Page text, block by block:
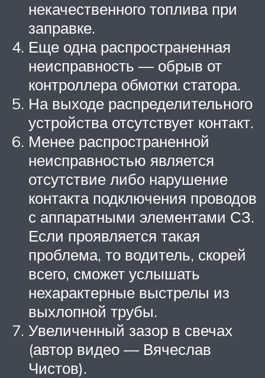
некачественного топлива при
заправке.
Еще одна распространенная
неисправность — обрыв от
контроллера обмотки статора.
На выходе распределительного
устройства отсутствует контакт.
Менее распространенной
неисправностью является
отсутствие либо нарушение
контакта подключения проводов
с аппаратными элементами СЗ.
Если проявляется такая
проблема, то водитель, скорей
всего, сможет услышать
нехарактерные выстрелы из
выхлопной трубы.
Увеличенный зазор в свечах
(автор видео — Вячеслав
Чистов).